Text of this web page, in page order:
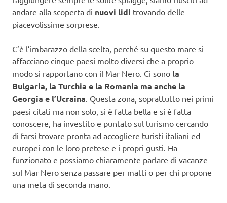
andare alla scoperta di nuovi lidi trovando delle
piacevolissime sorprese.
C’è l’imbarazzo della scelta, perché su questo mare si
affacciano cinque paesi molto diversi che a proprio
modo si rapportano con il Mar Nero. Ci sono la
Bulgaria, la Turchia e la Romania ma anche la
Georgia e l’Ucraina. Questa zona, soprattutto nei primi
paesi citati ma non solo, si è fatta bella e si è fatta
conoscere, ha investito e puntato sul turismo cercando
di farsi trovare pronta ad accogliere turisti italiani ed
europei con le loro pretese e i propri gusti. Ha
funzionato e possiamo chiaramente parlare di vacanze
sul Mar Nero senza passare per matti o per chi propone
una meta di seconda mano.